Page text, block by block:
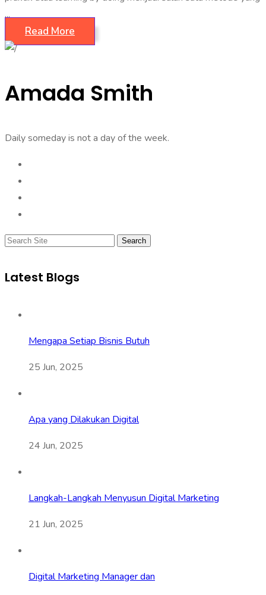
...
Read More
Amada Smith
Daily someday is not a day of the week.
Search
Latest Blogs
Mengapa Setiap Bisnis Butuh
25 Jun, 2025
Apa yang Dilakukan Digital
24 Jun, 2025
Langkah-Langkah Menyusun Digital Marketing
21 Jun, 2025
Digital Marketing Manager dan